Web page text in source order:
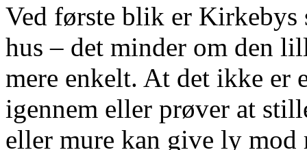
Ved første blik er
hus – det minder om den
mere enkelt. At det ikke er
igennem eller prøver at
eller mure kan give ly mod